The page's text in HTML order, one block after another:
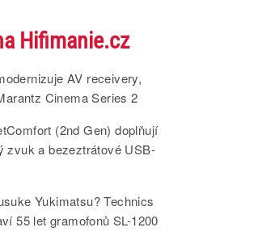
Hifimanie.cz
AV receivery,
Cinema Series 2
(2nd Gen) doplňují
zvuk a bezeztrátové USB-
Yukimatsu? Technics
55 let gramofonů SL-1200